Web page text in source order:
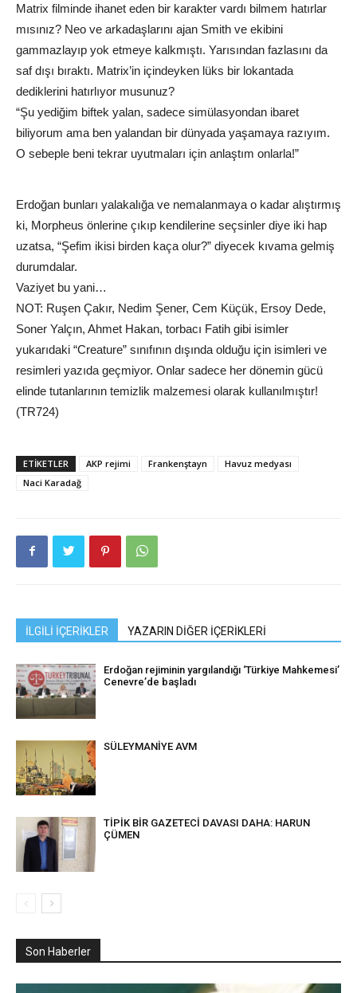
Matrix filminde ihanet eden bir karakter vardı bilmem hatırlar
mısınız? Neo ve arkadaşlarını ajan Smith ve ekibini
gammazlayıp yok etmeye kalkmıştı. Yarısından fazlasını da
saf dışı bıraktı. Matrix’in içindeyken lüks bir lokantada
dediklerini hatırlıyor musunuz?
“Şu yediğim biftek yalan, sadece simülasyondan ibaret
biliyorum ama ben yalandan bir dünyada yaşamaya razıyım.
O sebeple beni tekrar uyutmaları için anlaştım onlarla!”
Erdoğan bunları yalakalığa ve nemalanmaya o kadar alıştırmış
ki, Morpheus önlerine çıkıp kendilerine seçsinler diye iki hap
uzatsa, “Şefim ikisi birden kaça olur?” diyecek kıvama gelmiş
durumdalar.
Vaziyet bu yani…
NOT: Ruşen Çakır, Nedim Şener, Cem Küçük, Ersoy Dede,
Soner Yalçın, Ahmet Hakan, torbacı Fatih gibi isimler
yukarıdaki “Creature” sınıfının dışında olduğu için isimleri ve
resimleri yazıda geçmiyor. Onlar sadece her dönemin gücü
elinde tutanlarının temizlik malzemesi olarak kullanılmıştır!
(TR724)
ETIKETLER AKP rejimi Frankenştayn
Havuz medyası
Naci Karadağ
İLGİLİ İÇERİKLER YAZARIN DİĞER İÇERİKLERİ
Erdoğan rejiminin yargılandığı ‘Türkiye Mahkemesi’
Cenevre’de başladı
SÜLEYMANİYE AVM
TİPİK BİR GAZETECİ DAVASI DAHA: HARUN
ÇÜMEN
Son Haberler